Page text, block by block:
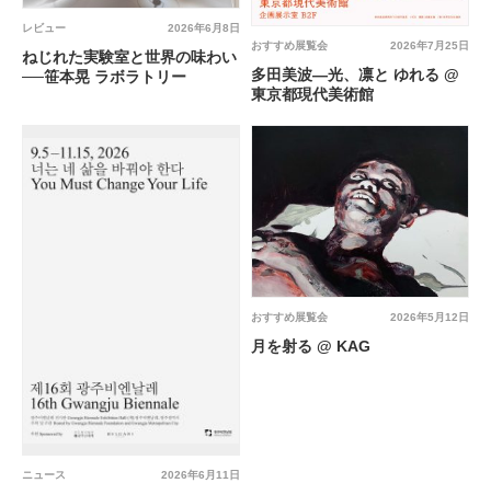
2026年6月8日
レビュー
ねじれた実験室と世界の味わい
──笹本晃 ラボラトリー
2026年7月25日
おすすめ展覧会
多田美波―光、凛と ゆれる @
東京都現代美術館
2026年6月11日
ニュース
2026年5月12日
おすすめ展覧会
月を射る @ KAG